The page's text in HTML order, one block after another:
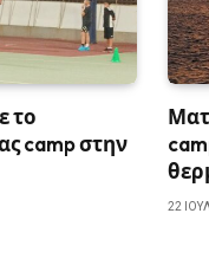
το
camp στην
22